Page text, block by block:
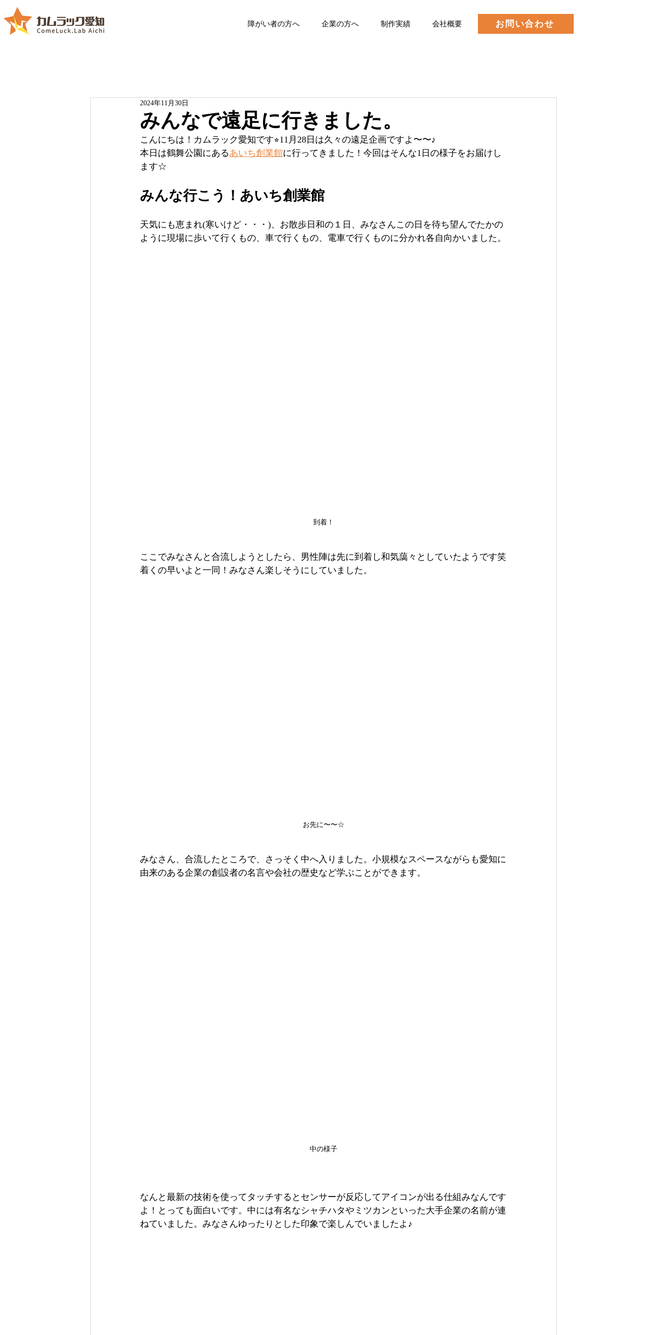
障がい者の方へ 企業の方へ 制作実績 会社概要 お問い合わせ
みんなで遠足に行きました。
2024年11月30日
こんにちは！カムラック愛知です⭐︎11月28日は久々の遠足企画ですよ〜〜♪
本日は鶴舞公園にあるあいち創業館に行ってきました！今回はそんな1日の様子をお届けし
ます☆
みんな行こう！あいち創業館
天気にも恵まれ(寒いけど・・・)、お散歩日和の１日、みなさんこの日を待ち望んでたかの
ように現場に歩いて行くもの、車で行くもの、電車で行くものに分かれ各自向かいました。
到着！
ここでみなさんと合流しようとしたら、男性陣は先に到着し和気藹々としていたようです笑
着くの早いよと一同！みなさん楽しそうにしていました。
お先に〜〜☆
みなさん、合流したところで、さっそく中へ入りました。小規模なスペースながらも愛知に
由来のある企業の創設者の名言や会社の歴史など学ぶことができます。
中の様子
なんと最新の技術を使ってタッチするとセンサーが反応してアイコンが出る仕組みなんです
よ！とっても面白いです。中には有名なシャチハタやミツカンといった大手企業の名前が連
ねていました。みなさんゆったりとした印象で楽しんでいましたよ♪